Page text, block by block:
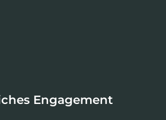
Engagement